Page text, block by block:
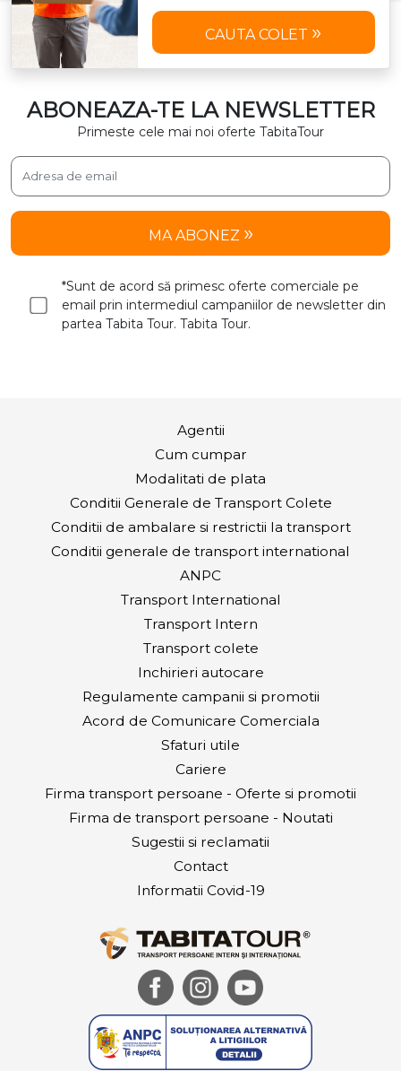
CAUTA COLET
ABONEAZA-TE LA NEWSLETTER
Primeste cele mai noi oferte TabitaTour
MA ABONEZ
*Sunt de acord să primesc oferte comerciale pe
email prin intermediul campaniilor de newsletter din
partea Tabita Tour. Tabita Tour.
Agentii
Cum cumpar
Modalitati de plata
Conditii Generale de Transport Colete
Conditii de ambalare si restrictii la transport
Conditii generale de transport international
ANPC
Transport International
Transport Intern
Transport colete
Inchirieri autocare
Regulamente campanii si promotii
Acord de Comunicare Comerciala
Sfaturi utile
Cariere
Firma transport persoane - Oferte si promotii
Firma de transport persoane - Noutati
Sugestii si reclamatii
Contact
Informatii Covid-19